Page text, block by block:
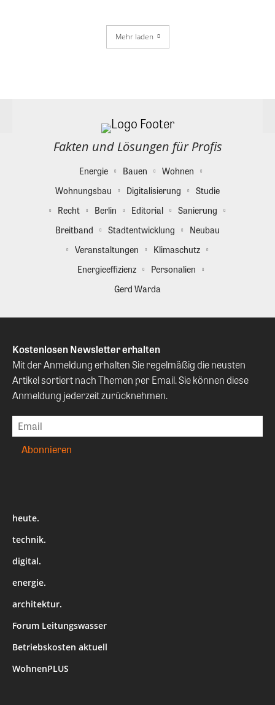
Mehr laden
Fakten und Lösungen für Profis
Energie Bauen
Wohnen
Wohnungsbau
Digitalisierung
Studie
Recht
Berlin Editorial
Sanierung
Breitband
Stadtentwicklung
Neubau
Veranstaltungen
Klimaschutz
Energieeffizienz
Personalien
Gerd Warda
Kostenlosen Newsletter erhalten
Mit der Anmeldung erhalten Sie regelmäßig die neusten
Artikel sortiert nach Themen per Email. Sie können diese
Anmeldung jederzeit zurücknehmen.
heute.
technik.
digital.
energie.
architektur.
Forum Leitungswasser
Betriebskosten aktuell
WohnenPLUS